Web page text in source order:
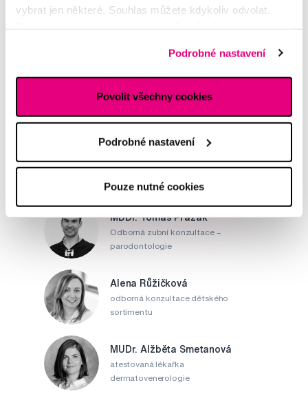
vybrat jen některé. Souhlas můžete kdykoliv odvolat.
Podrobné nastavení
Povolit všechny cookies
Podrobné nastavení
Pouze nutné cookies
Potřebujete poradit?
MDDr. Tomáš Pražák
Odborná zubní konzultace –
parodontologie
Alena Růžičková
odborná konzultace dětského
sortimentu
MUDr. Alžběta Smetanová
atestovaná lékařka
dermatovenerologie